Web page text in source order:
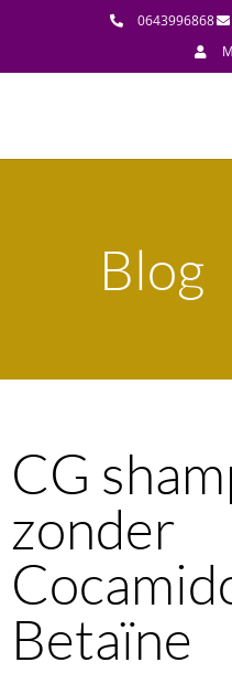
0643996868
Blog
CG
zonder
Betaïne